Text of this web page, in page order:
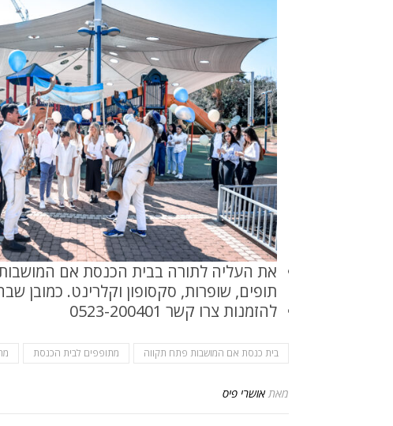
את העליה לתורה בבית הכנסת אם המושבות
תופים, שופרות, סקסופון וקלרינט. כמובן
להזמנות צרו קשר 0523-200401
בית כנסת אם המושבות פתח תקווה מתופפים לבית הכנסת
מאתאושרי פיס